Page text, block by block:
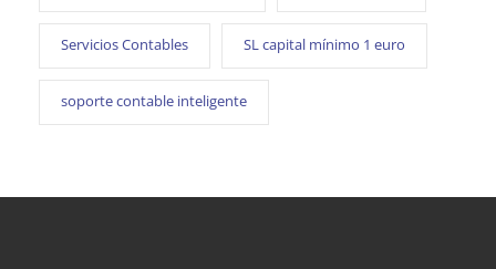
Servicios Contables SL capital mínimo 1 euro
soporte contable inteligente